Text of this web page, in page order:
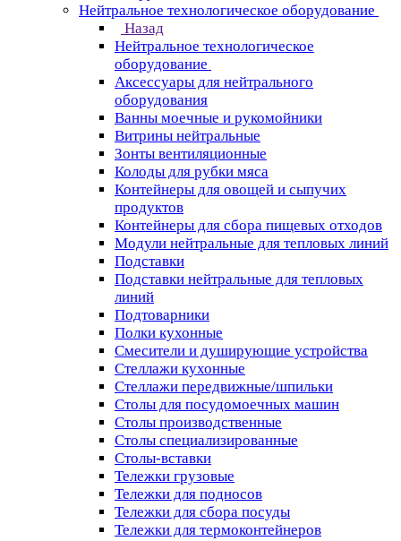
Нейтральное технологическое оборудование
Назад
Нейтральное технологическое
оборудование
Аксессуары для нейтрального
оборудования
Ванны моечные и рукомойники
Витрины нейтральные
Зонты вентиляционные
Колоды для рубки мяса
Контейнеры для овощей и сыпучих
продуктов
Контейнеры для сбора пищевых отходов
Модули нейтральные для тепловых линий
Подставки
Подставки нейтральные для тепловых
линий
Подтоварники
Полки кухонные
Смесители и душирующие устройства
Стеллажи кухонные
Стеллажи передвижные/шпильки
Столы для посудомоечных машин
Столы производственные
Столы специализированные
Столы-вставки
Тележки грузовые
Тележки для подносов
Тележки для сбора посуды
Тележки для термоконтейнеров